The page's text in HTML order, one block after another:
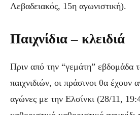
Λεβαδειακός, 15η αγωνιστική).
Παιχνίδια – κλειδιά
Πριν από την “γεμάτη” εβδομάδα
παιχνιδιών, οι πράσινοι θα έχουν
αγώνες με την Ελσίνκι (28/11,